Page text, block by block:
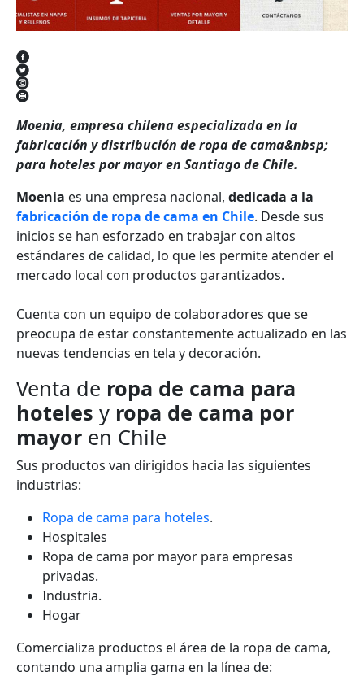
Moenia, empresa chilena especializada en la
fabricación y distribución de ropa de cama&nbsp;
para hoteles por mayor en Santiago de Chile.
Moenia es una empresa nacional, dedicada a la
fabricación de ropa de cama en Chile. Desde sus
inicios se han esforzado en trabajar con altos
estándares de calidad, lo que les permite atender el
mercado local con productos garantizados.
Cuenta con un equipo de colaboradores que se
preocupa de estar constantemente actualizado en las
nuevas tendencias en tela y decoración.
Venta de ropa de cama para
hoteles y ropa de cama por
mayor en Chile
Sus productos van dirigidos hacia las siguientes
industrias:
Ropa de cama para hoteles.
Hospitales
Ropa de cama por mayor para empresas
privadas.
Industria.
Hogar
Comercializa productos el área de la ropa de cama,
contando una amplia gama en la línea de: